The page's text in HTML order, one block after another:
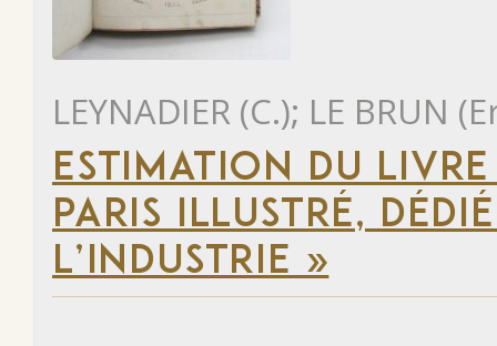
LEYNADIER (C.); LE BRUN
ESTIMATION DU
PARIS ILLUSTRÉ,
L’INDUSTRIE »